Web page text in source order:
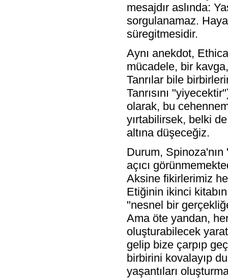
mesajdır aslında:
sorgulanamaz.
süregitmesidir.
Aynı anekdot,
mücadele, bir
Tanrılar bile
Tanrısını
olarak, bu
yırtabilirsek, belki
altına düşeceğiz.
Durum, Spinoza'nın
açıcı
Aksine fikirlerimiz
Etiğinin ikinci
"nesnel bir
Ama öte yandan,
oluşturabilecek
gelip bize çarpıp
birbirini kovalayıp
yaşantıları